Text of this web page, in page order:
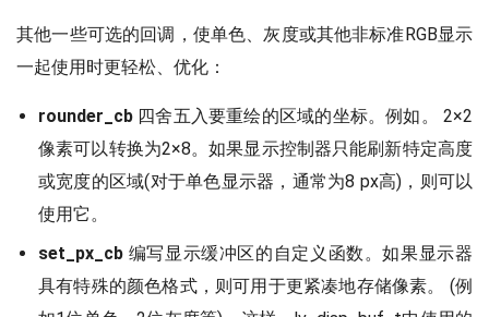
其他一些可选的回调，使单色、灰度或其他非标准RGB显示
一起使用时更轻松、优化：
rounder_cb 四舍五入要重绘的区域的坐标。例如。 2×2
像素可以转换为2×8。如果显示控制器只能刷新特定高度
或宽度的区域(对于单色显示器，通常为8 px高)，则可以
使用它。
set_px_cb 编写显示缓冲区的自定义函数。如果显示器
具有特殊的颜色格式，则可用于更紧凑地存储像素。 (例